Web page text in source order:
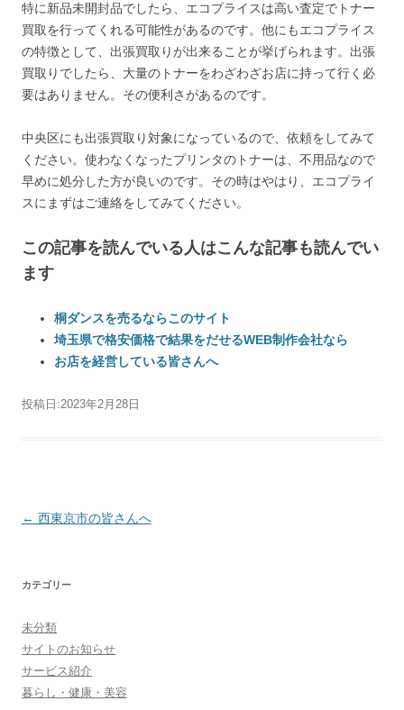
特に新品未開封品でしたら、エコプライスは高い査定でトナー
買取を行ってくれる可能性があるのです。他にもエコプライス
の特徴として、出張買取りが出来ることが挙げられます。出張
買取りでしたら、大量のトナーをわざわざお店に持って行く必
要はありません。その便利さがあるのです。
中央区にも出張買取り対象になっているので、依頼をしてみて
ください。使わなくなったプリンタのトナーは、不用品なので
早めに処分した方が良いのです。その時はやはり、エコプライ
スにまずはご連絡をしてみてください。
この記事を読んでいる人はこんな記事も読んでい
ます
桐ダンスを売るならこのサイト
埼玉県で格安価格で結果をだせるWEB制作会社なら
お店を経営している皆さんへ
投稿日:2023年2月28日
投稿ナビゲーション
← 西東京市の皆さんへ
カテゴリー
未分類
サイトのお知らせ
サービス紹介
暮らし・健康・美容